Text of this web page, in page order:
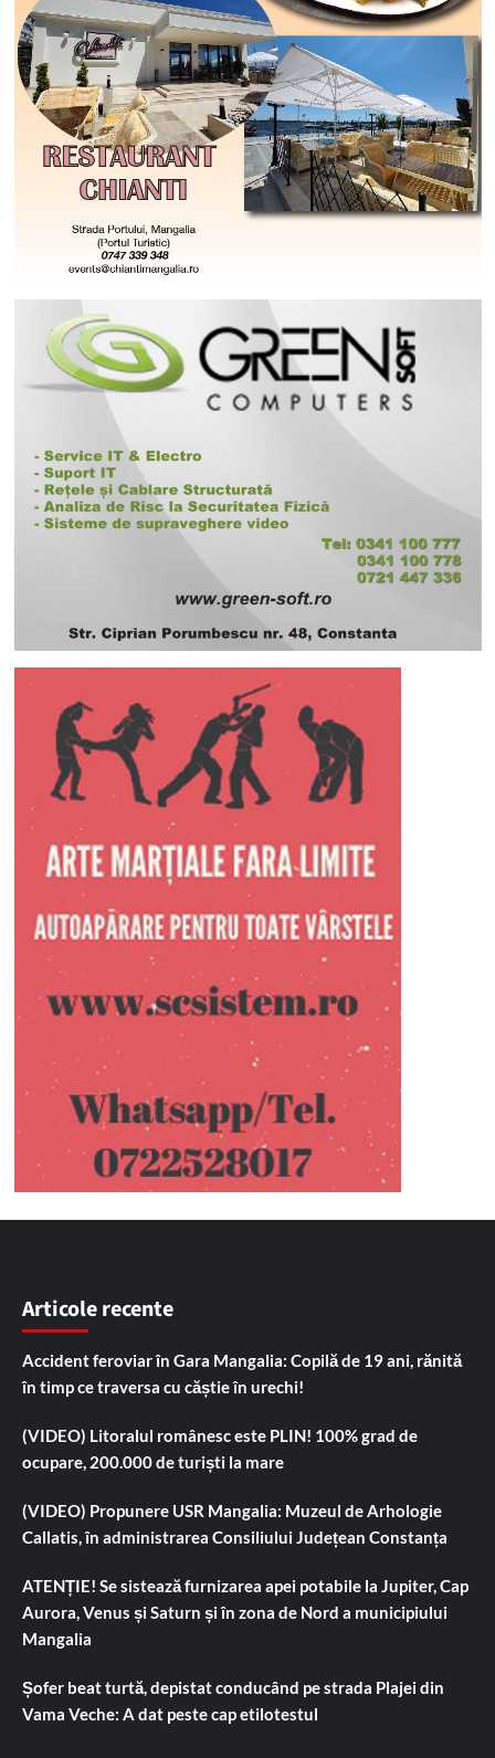
Articole recente
Accident feroviar în Gara Mangalia: Copilă de 19 ani, rănită
în timp ce traversa cu căștie în urechi!
(VIDEO) Litoralul românesc este PLIN! 100% grad de
ocupare, 200.000 de turiști la mare
(VIDEO) Propunere USR Mangalia: Muzeul de Arhologie
Callatis, în administrarea Consiliului Județean Constanța
ATENȚIE! Se sistează furnizarea apei potabile la Jupiter, Cap
Aurora, Venus și Saturn și în zona de Nord a municipiului
Mangalia
Șofer beat turtă, depistat conducând pe strada Plajei din
Vama Veche: A dat peste cap etilotestul